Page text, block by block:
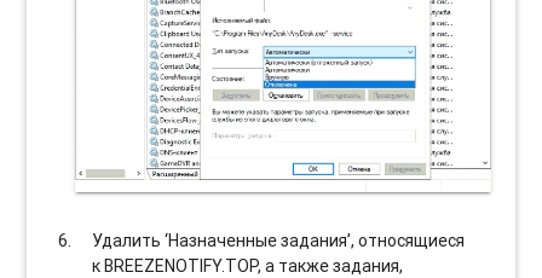
Удалить ‘Назначенные задания’, относящиеся
к BREEZENOTIFY.TOP, а также задания,